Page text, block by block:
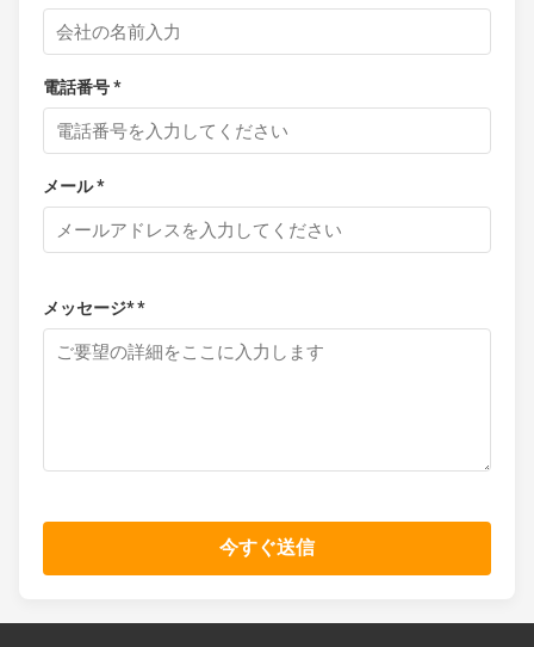
電話番号 *
メール *
メッセージ* *
今すぐ送信